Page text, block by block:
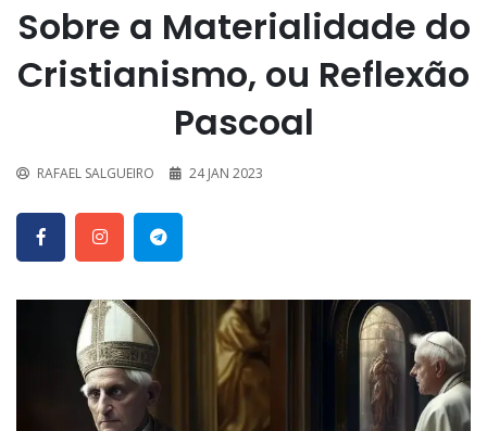
Sobre a Materialidade do
Cristianismo, ou Reflexão
Pascoal
RAFAEL SALGUEIRO 24 JAN 2023